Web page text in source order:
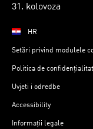
31. kolovoza
HR
Setări privind modulele
Politica de
Uvjeti i odredbe
Accessibility
Informații legale